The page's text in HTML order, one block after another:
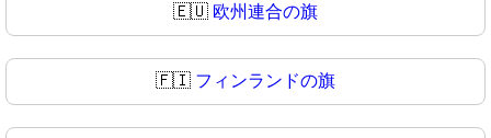
🇪🇺 欧州連合の旗
🇫🇮 フィンランドの旗